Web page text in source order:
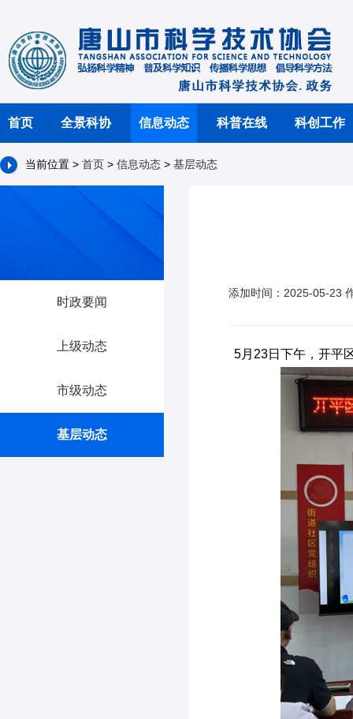
首页 全景科协 信息动态 科普在线 科创工作
当前位置 > 首页 > 信息动态 > 基层动态
时政要闻
上级动态
市级动态
基层动态
添加时间：2025-05-23
5月23日下午，开平